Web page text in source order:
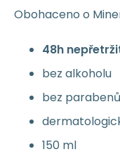
Obohaceno o
48h
bez alkoholu
bez parabenů
150 ml